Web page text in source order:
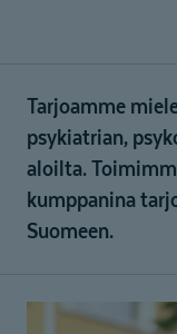
Tarjoamme
psykiatrian,
aloilta.
kumppanina
Suomeen.